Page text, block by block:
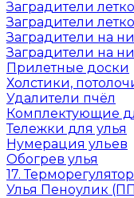
Заградители
Заградители
Заградители на
Заградители на
Прилетные доски
Холстики,
Удалители пчёл
Комплектующие
Тележки для улья
Нумерация ульев
Обогрев улья
17.
Улья Пеноулик